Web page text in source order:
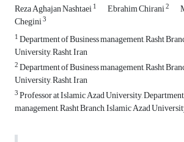
Reza Aghajan Nashtaei1 Ebrahim Chirani2
Chegini3
1Department of Business management, Rasht
University, Rasht, Iran
2Department of Business management, Rasht
University, Rasht, Iran
3Professor at Islamic Azad University,
management, Rasht Branch, Islamic Azad